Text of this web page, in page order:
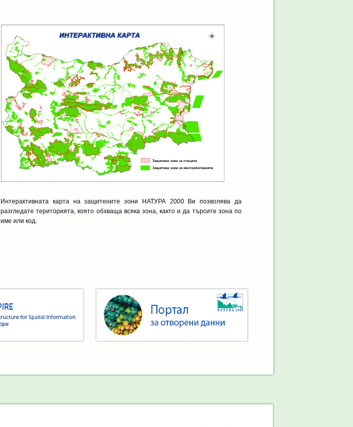
Интерактивната карта на защитените зони НАТУРА 2000 Ви позволява да
разгледате територията, която обхваща всяка зона, както и да търсите зона по
име или код.